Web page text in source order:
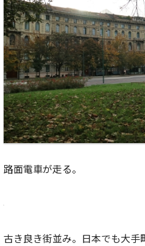
路面電車が走る。
古き良き街並み。日本でも大